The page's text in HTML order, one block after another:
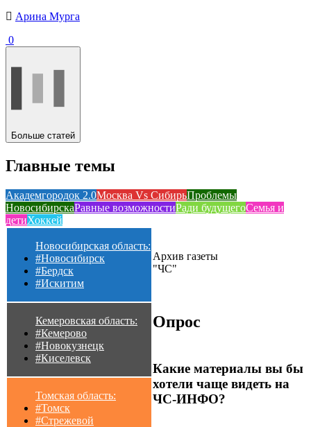
Арина Мурга
0
Больше статей
Главные темы
Академгородок 2.0Москва Vs СибирьПроблемы
НовосибирскаРавные возможностиРади будущегоСемья и
детиХоккей
Новосибирская область:
#Новосибирск
#Бердск
#Искитим
Кемеровская область:
#Кемерово
#Новокузнецк
#Киселевск
Томская область:
#Томск
#Стрежевой
Архив газеты
"ЧС"
Опрос
Какие материалы вы бы
хотели чаще видеть на
ЧС-ИНФО?